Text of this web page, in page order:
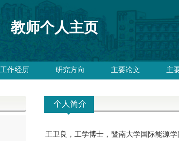
教师个人主页
工作经历 研究方向 主要论文 主
个人简介
王卫良，工学博士，暨南大学国际能源